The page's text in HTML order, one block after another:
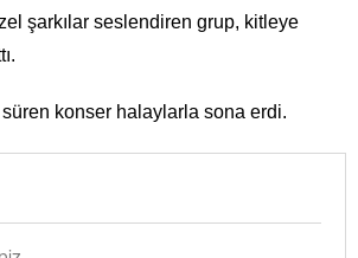
şarkılar seslendiren grup, kitleye
konser halaylarla sona erdi.